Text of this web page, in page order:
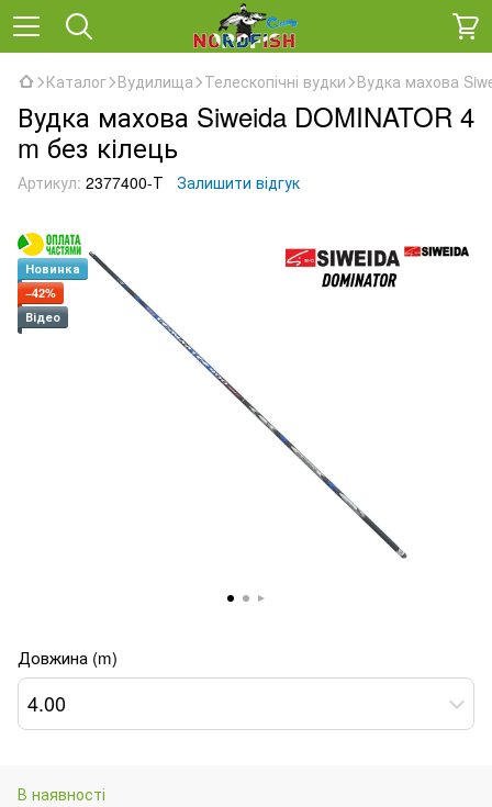
Каталог Вудилища Телескопічні вудки Вудка махова
Вудка махова Siweida DOMINATOR 4
m без кілець
Артикул: 2377400-Т Залишити відгук
Новинка
−42%
Відео
Довжина (m)
4.00
В наявності